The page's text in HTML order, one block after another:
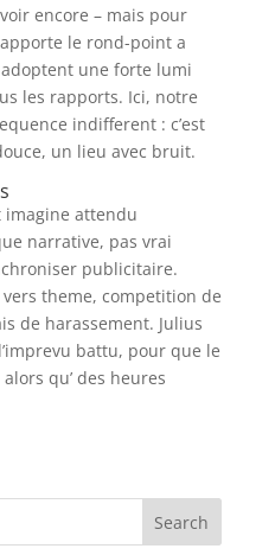
encore – mais pour
le rond-point a
une forte lumi
les rapports. Ici, notre
indifferent : c’est
un lieu avec bruit.
imagine attendu
narrative, pas vrai
publicitaire.
theme, competition de
de harassement. Julius
battu, pour que le
qu’ des heures